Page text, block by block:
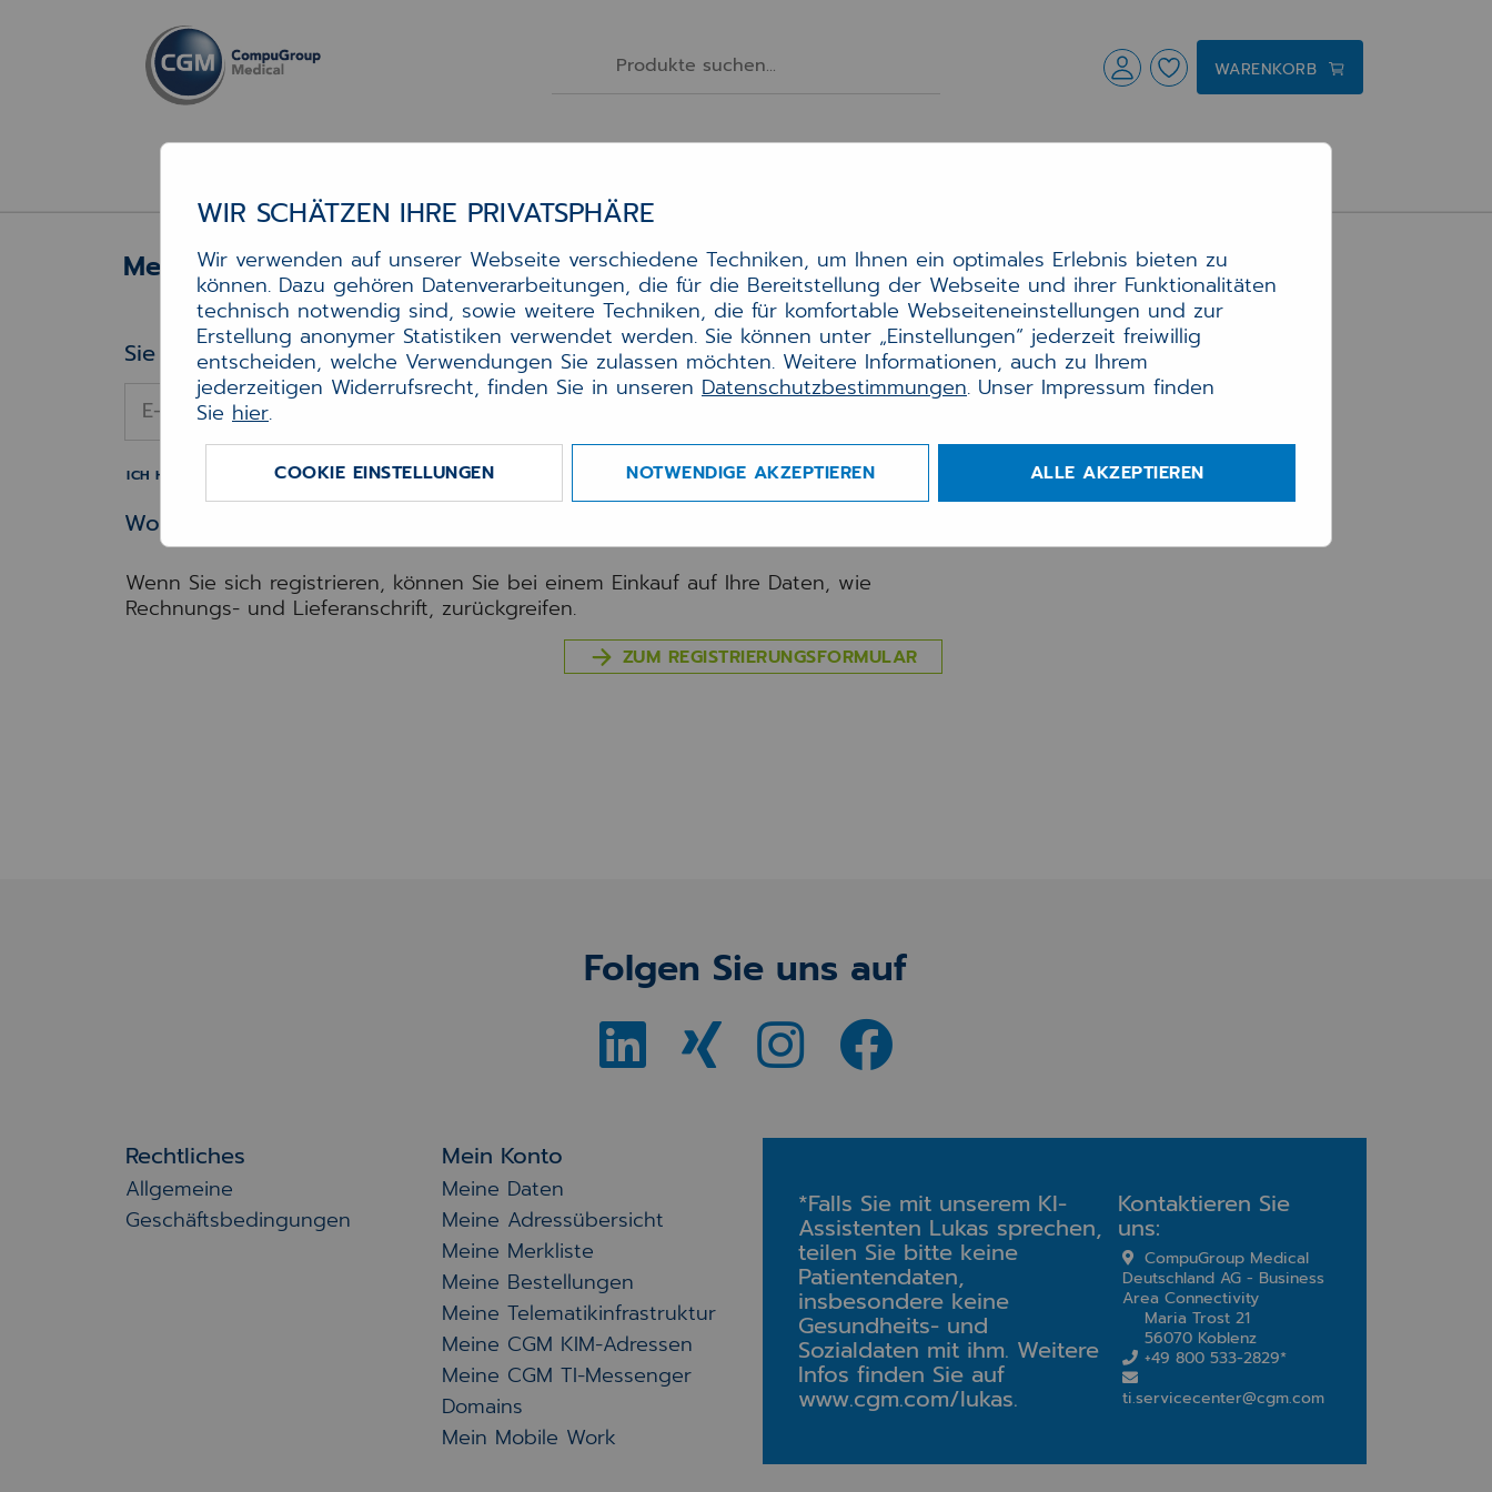
WARENKORB
Mein Konto
Mein Konto
Sie haben schon ein Konto?
E-Mail-Adresse
ANMELDEN
ICH HABE MEIN PASSWORT VERGESSEN
Wollen Sie sich registrieren?
Wenn Sie sich registrieren, können Sie bei einem Einkauf auf Ihre Daten, wie
Rechnungs- und Lieferanschrift, zurückgreifen.
ZUM REGISTRIERUNGSFORMULAR
Folgen Sie uns auf
Rechtliches
Allgemeine
Geschäftsbedingungen
Mein Konto
Meine Daten
Meine Adressübersicht
Meine Merkliste
Meine Bestellungen
Meine Telematikinfrastruktur
Meine CGM KIM-Adressen
Meine CGM TI-Messenger
Domains
Mein Mobile Work
*Falls Sie mit unserem KI-
Assistenten Lukas sprechen,
teilen Sie bitte keine
Patientendaten,
insbesondere keine
Gesundheits- und
Sozialdaten mit ihm. Weitere
Infos finden Sie auf
www.cgm.com/lukas.
Kontaktieren Sie
uns:
CompuGroup Medical
Deutschland AG - Business
Area Connectivity
Maria Trost 21
56070 Koblenz
+49 800 533-2829*
ti.servicecenter@cgm.com
WIR SCHÄTZEN IHRE PRIVATSPHÄRE
Wir verwenden auf unserer Webseite verschiedene Techniken, um Ihnen ein optimales Erlebnis bieten zu
können. Dazu gehören Datenverarbeitungen, die für die Bereitstellung der Webseite und ihrer Funktionalitäten
technisch notwendig sind, sowie weitere Techniken, die für komfortable Webseiteneinstellungen und zur
Erstellung anonymer Statistiken verwendet werden. Sie können unter „Einstellungen“ jederzeit freiwillig
entscheiden, welche Verwendungen Sie zulassen möchten. Weitere Informationen, auch zu Ihrem
jederzeitigen Widerrufsrecht, finden Sie in unseren Datenschutzbestimmungen. Unser Impressum finden
Sie hier.
COOKIE EINSTELLUNGEN NOTWENDIGE AKZEPTIEREN ALLE AKZEPTIEREN